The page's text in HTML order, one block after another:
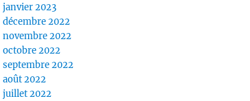
janvier 2023
décembre 2022
novembre 2022
octobre 2022
septembre 2022
août 2022
juillet 2022